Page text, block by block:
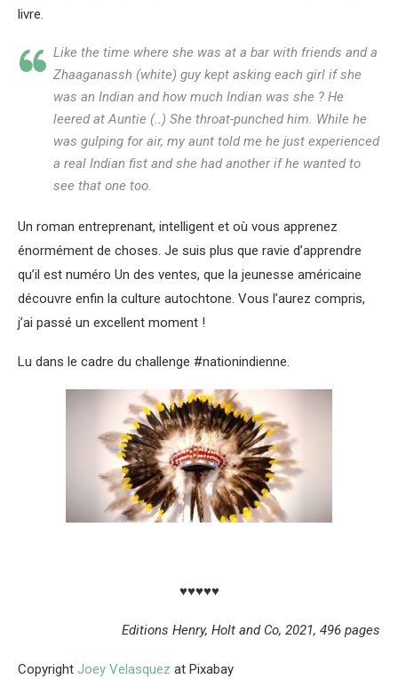
livre.
Like the time where she was at a bar with friends and a
Zhaaganassh (white) guy kept asking each girl if she
was an Indian and how much Indian was she ? He
leered at Auntie (..) She throat-punched him. While he
was gulping for air, my aunt told me he just experienced
a real Indian fist and she had another if he wanted to
see that one too.
Un roman entreprenant, intelligent et où vous apprenez
énormément de choses. Je suis plus que ravie d’apprendre
qu’il est numéro Un des ventes, que la jeunesse américaine
découvre enfin la culture autochtone. Vous l’aurez compris,
j’ai passé un excellent moment !
Lu dans le cadre du challenge #nationindienne.
♥♥♥♥♥
Editions Henry, Holt and Co, 2021, 496 pages
Copyright Joey Velasquez at Pixabay